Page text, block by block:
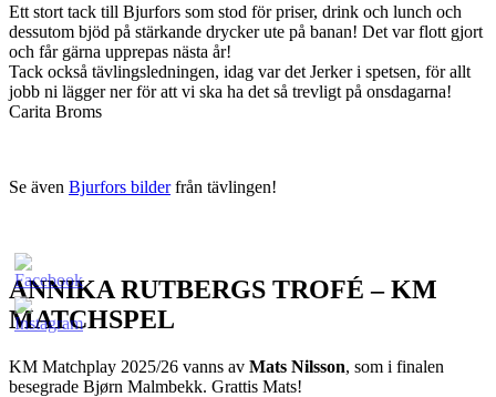
Ett stort tack till Bjurfors som stod för priser, drink och lunch och
dessutom bjöd på stärkande drycker ute på banan! Det var flott gjort
och får gärna upprepas nästa år!
Tack också tävlingsledningen, idag var det Jerker i spetsen, för allt
jobb ni lägger ner för att vi ska ha det så trevligt på onsdagarna!
Carita Broms
Se även Bjurfors bilderfrån tävlingen!
ANNIKA RUTBERGS TROFÉ – KM
MATCHSPEL
KM Matchplay 2025/26 vanns av Mats Nilsson, som i finalen
besegrade Bjørn Malmbekk. Grattis Mats!